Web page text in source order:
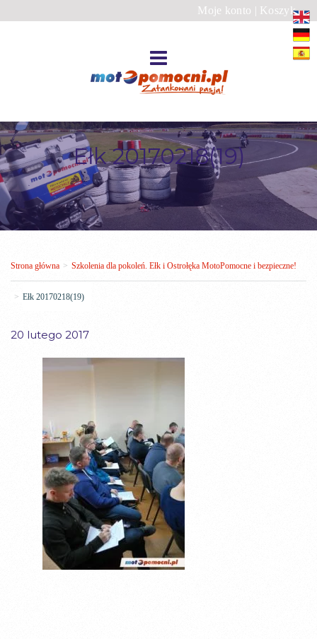
Moje konto | Koszyk
Ełk 20170218(19)
Strona główna > Szkolenia dla pokoleń. Ełk i Ostrołęka MotoPomocne i bezpieczne!
> Ełk 20170218(19)
20 lutego 2017